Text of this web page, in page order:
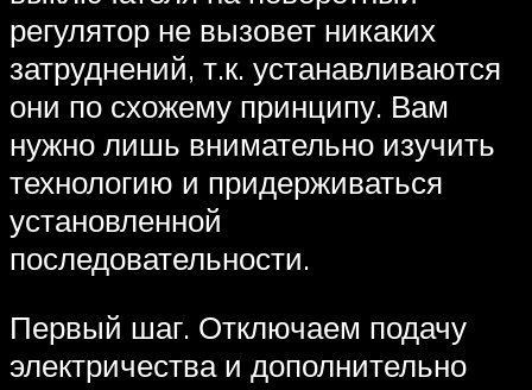
регулятор не вызовет никаких
затруднений, т.к. устанавливаются
они по схожему принципу. Вам
нужно лишь внимательно изучить
технологию и придерживаться
установленной
последовательности.
Первый шаг. Отключаем подачу
электричества и дополнительно